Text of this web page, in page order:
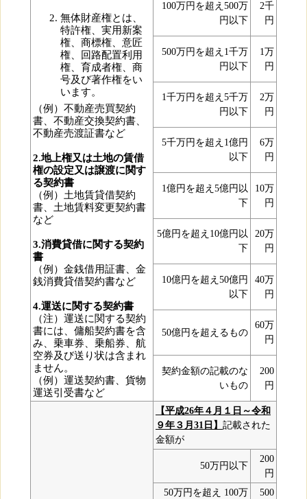
無体財産権とは、
特許権、実用新案
権、商標権、意匠
権、回路配置利用
権、育成者権、商
号及び著作権をい
います。
（例）不動産売買契約
書、不動産交換契約書、
不動産売渡証書など
2.地上権又は土地の賃借
権の設定又は譲渡に関す
る契約書
（例）土地賃貸借契約
書、土地賃料変更契約書
など
3.消費貸借に関する契約
書
（例）金銭借用証書、金
銭消費貸借契約書など
4.運送に関する契約書
（注）運送に関する契約
書には、傭船契約書を含
み、乗車券、乗船券、航
空券及び送り状は含まれ
ません。
（例）運送契約書、貨物
運送引受書など
100万円を超え500万
円以下
2千
円
500万円を超え1千万
円以下
1万
円
1千万円を超え5千万
円以下
2万
円
5千万円を超え1億円
以下
6万
円
1億円を超え5億円以
下
10万
円
5億円を超え10億円以
下
20万
円
10億円を超え50億円
以下
40万
円
50億円を超えるもの
60万
円
契約金額の記載のな
いもの
200
円
【平成26年４月１日～令和
９年３月31日】 記載された
金額が
50万円以下
200
円
50万円を超え 100万
500